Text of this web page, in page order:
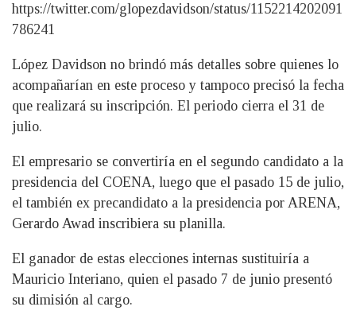
https://twitter.com/glopezdavidson/status/1152214202091
786241
López Davidson no brindó más detalles sobre quienes lo
acompañarían en este proceso y tampoco precisó la fecha
que realizará su inscripción. El periodo cierra el 31 de
julio.
El empresario se convertiría en el segundo candidato a la
presidencia del COENA, luego que el pasado 15 de julio,
el también ex precandidato a la presidencia por ARENA,
Gerardo Awad inscribiera su planilla.
El ganador de estas elecciones internas sustituiría a
Mauricio Interiano, quien el pasado 7 de junio presentó
su dimisión al cargo.